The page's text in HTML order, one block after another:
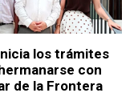
los trámites
con
de la Frontera